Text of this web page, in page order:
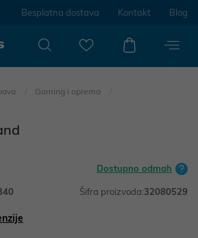
Besplatna dostava Kontakt Blog
Gaming i oprema
Dostupno odmah
Šifra proizvoda:32080529